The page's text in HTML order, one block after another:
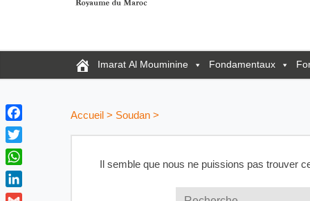
Imarat Al Mouminine Fondamentaux
Accueil> Soudan>
Il semble que nous ne puissions pas trouver
F
a
c
e
b
T
w
i
W
h
L